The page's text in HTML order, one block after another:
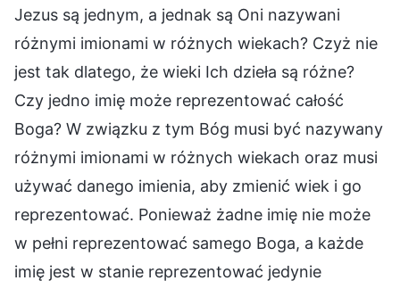
Jezus są jednym, a jednak są Oni nazywani
różnymi imionami w różnych wiekach? Czyż nie
jest tak dlatego, że wieki Ich dzieła są różne?
Czy jedno imię może reprezentować całość
Boga? W związku z tym Bóg musi być nazywany
różnymi imionami w różnych wiekach oraz musi
używać danego imienia, aby zmienić wiek i go
reprezentować. Ponieważ żadne imię nie może
w pełni reprezentować samego Boga, a każde
imię jest w stanie reprezentować jedynie